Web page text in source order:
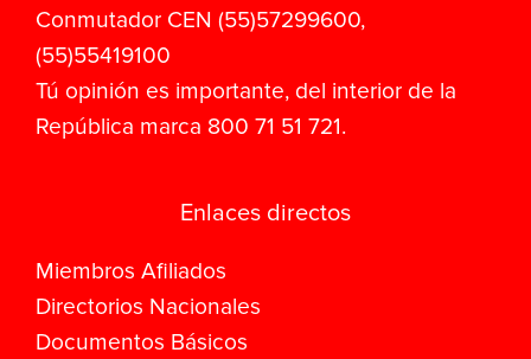
Conmutador CEN (55)57299600,
(55)55419100
Tú opinión es importante, del interior de la
República marca 800 71 51 721.
Enlaces directos
Miembros Afiliados
Directorios Nacionales
Documentos Básicos